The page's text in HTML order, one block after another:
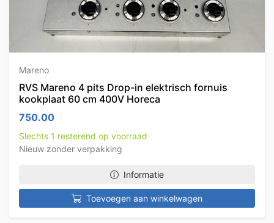
Mareno
RVS Mareno 4 pits Drop-in elektrisch fornuis
kookplaat 60 cm 400V Horeca
750.00
Slechts 1 resterend op voorraad
Nieuw zonder verpakking
Informatie
Toevoegen aan winkelwagen